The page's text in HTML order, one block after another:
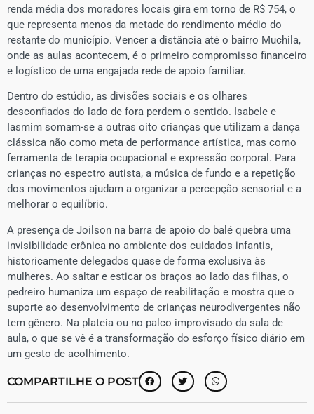
renda média dos moradores locais gira em torno de R$ 754, o
que representa menos da metade do rendimento médio do
restante do município. Vencer a distância até o bairro Muchila,
onde as aulas acontecem, é o primeiro compromisso financeiro
e logístico de uma engajada rede de apoio familiar.
​Dentro do estúdio, as divisões sociais e os olhares
desconfiados do lado de fora perdem o sentido. Isabele e
Iasmim somam-se a outras oito crianças que utilizam a dança
clássica não como meta de performance artística, mas como
ferramenta de terapia ocupacional e expressão corporal. Para
crianças no espectro autista, a música de fundo e a repetição
dos movimentos ajudam a organizar a percepção sensorial e a
melhorar o equilíbrio.
​A presença de Joilson na barra de apoio do balé quebra uma
invisibilidade crônica no ambiente dos cuidados infantis,
historicamente delegados quase de forma exclusiva às
mulheres. Ao saltar e esticar os braços ao lado das filhas, o
pedreiro humaniza um espaço de reabilitação e mostra que o
suporte ao desenvolvimento de crianças neurodivergentes não
tem gênero. Na plateia ou no palco improvisado da sala de
aula, o que se vê é a transformação do esforço físico diário em
um gesto de acolhimento.
COMPARTILHE O POST